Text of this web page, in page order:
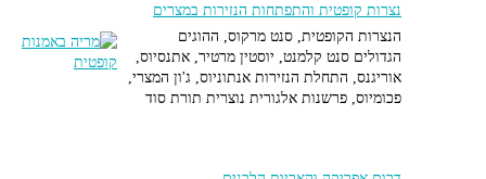
לתוך מסתרי הרוח, ועולם הנסתר. כזה היה בית הספר המרכזי בבגדד,
על שמו של גונאיד. והיו כאלו שדגלו באהבה פורצת גבולות, שיכרון אלוהי,
כמו הזרם שנקרא על שמו של ביסטמי.
אפריקה התחיל זרם שלישי.
נצרות קופטית והתפתחות הנזירות במצרים
הנצרות הקופטית, סנט מרקוס, ההוגים
הגדולים סנט קלמנט, יוסטין מרטיר, אתנסיוס,
אוריגנס, התחלת הנזירות אנתוניוס, ג'ון המצרי,
פכומיוס, פרשנות אלגורית נוצרית תורת סוד